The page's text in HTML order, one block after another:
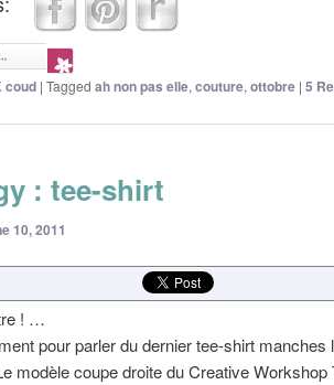
coud | Tagged ah non pas elle, couture, ottobre | 5
: tee-shirt
10, 2011
! …
pour parler du dernier tee-shirt
modèle coupe droite du Creative Workshop